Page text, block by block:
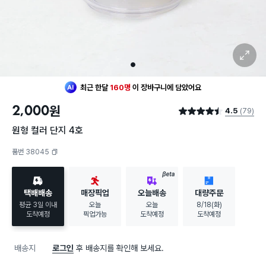
1
확대 보기
최근 한달 160명 이 장바구니에 담았어요
장바구니에 담았어요
2,000원 별점 4.5점 4.5 (79)
원형 컬러 단지 4호
품번 38045
택배배송
평균 3일 이내
도착예정
매장픽업
오늘
픽업가능
BETA
오늘배송
오늘
도착예정
대량주문
8/18(화)
도착예정
배송지 로그인 후 배송지를 확인해 보세요.